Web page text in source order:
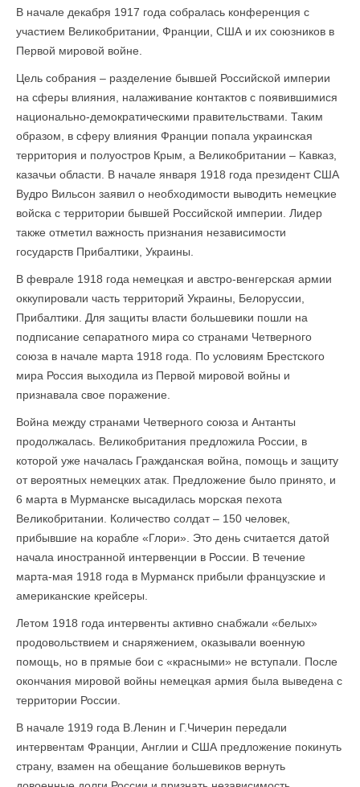
В начале декабря 1917 года собралась конференция с
участием Великобритании, Франции, США и их союзников в
Первой мировой войне.
Цель собрания – разделение бывшей Российской империи
на сферы влияния, налаживание контактов с появившимися
национально-демократическими правительствами. Таким
образом, в сферу влияния Франции попала украинская
территория и полуостров Крым, а Великобритании – Кавказ,
казачьи области. В начале января 1918 года президент США
Вудро Вильсон заявил о необходимости выводить немецкие
войска с территории бывшей Российской империи. Лидер
также отметил важность признания независимости
государств Прибалтики, Украины.
В феврале 1918 года немецкая и австро-венгерская армии
оккупировали часть территорий Украины, Белоруссии,
Прибалтики. Для защиты власти большевики пошли на
подписание сепаратного мира со странами Четверного
союза в начале марта 1918 года. По условиям Брестского
мира Россия выходила из Первой мировой войны и
признавала свое поражение.
Война между странами Четверного союза и Антанты
продолжалась. Великобритания предложила России, в
которой уже началась Гражданская война, помощь и защиту
от вероятных немецких атак. Предложение было принято, и
6 марта в Мурманске высадилась морская пехота
Великобритании. Количество солдат – 150 человек,
прибывшие на корабле «Глори». Это день считается датой
начала иностранной интервенции в России. В течение
марта-мая 1918 года в Мурманск прибыли французские и
американские крейсеры.
Летом 1918 года интервенты активно снабжали «белых»
продовольствием и снаряжением, оказывали военную
помощь, но в прямые бои с «красными» не вступали. После
окончания мировой войны немецкая армия была выведена с
территории России.
В начале 1919 года В.Ленин и Г.Чичерин передали
интервентам Франции, Англии и США предложение покинуть
страну, взамен на обещание большевиков вернуть